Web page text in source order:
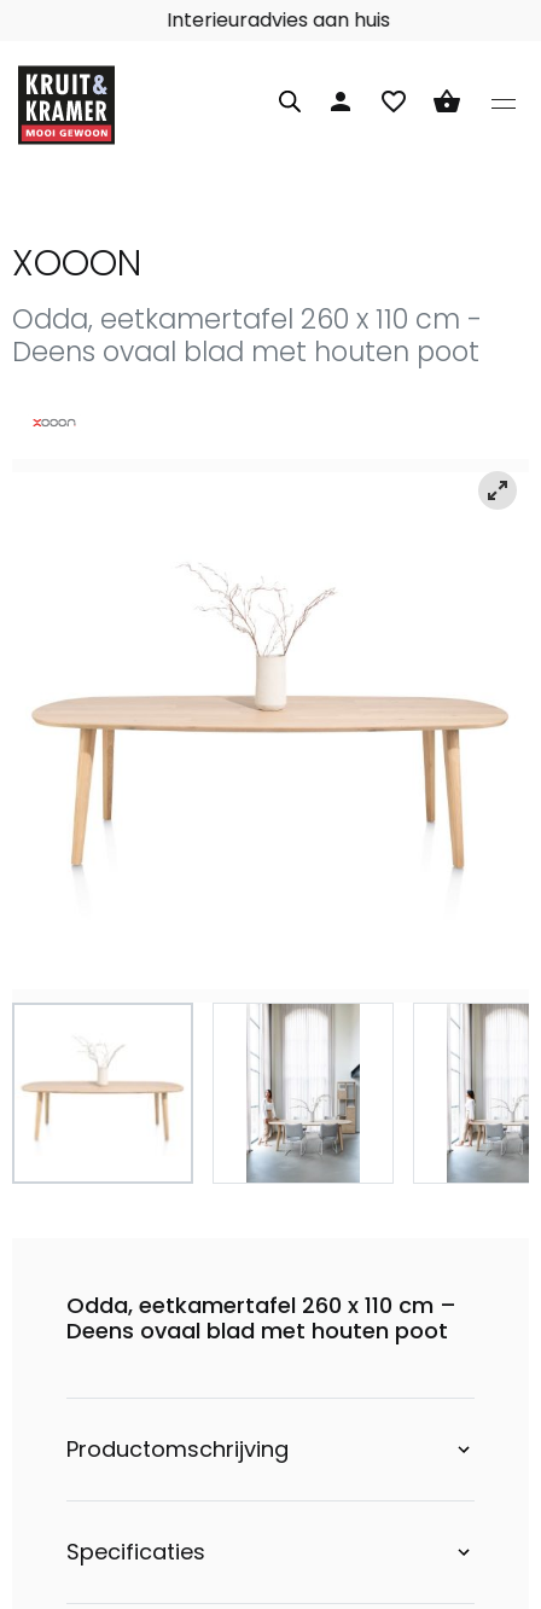
Interieuradvies aan huis
person favorite_border shopping_basket
XOOON
Odda, eetkamertafel 260 x 110 cm -
Deens ovaal blad met houten poot
Odda, eetkamertafel 260 x 110 cm –
Deens ovaal blad met houten poot
Productomschrijving
Specificaties